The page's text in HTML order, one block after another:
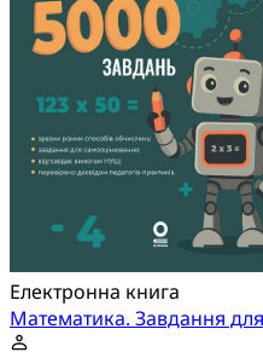
Електронна книга
Математика. Завдання